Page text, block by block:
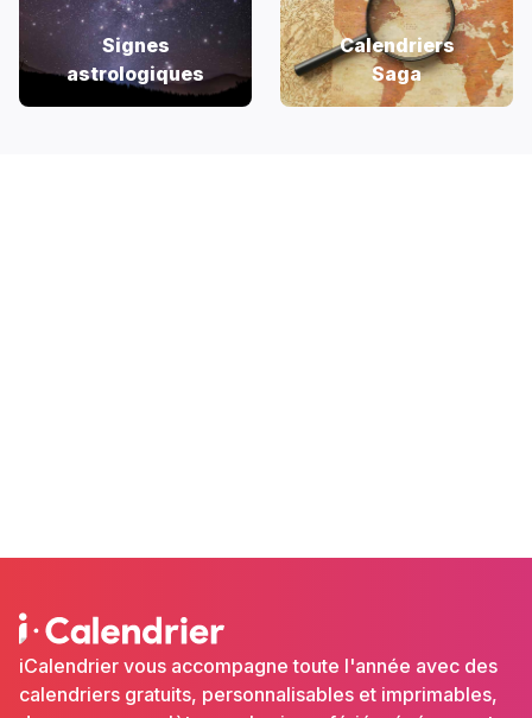
Signes
astrologiques
Calendriers
Saga
iCalendrier vous accompagne toute l'année avec des
calendriers gratuits, personnalisables et imprimables,